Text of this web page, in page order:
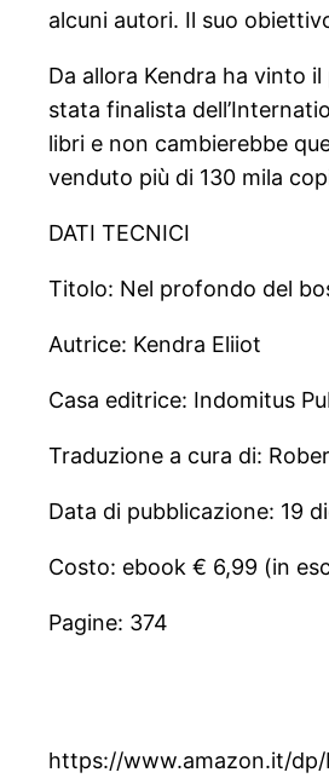
alcuni autori. Il suo
Da allora Kendra ha vinto
stata finalista
libri e non cambierebbe
venduto più di 130 mila
DATI TECNICI
Titolo: Nel profondo del
Autrice: Kendra Eliiot
Casa editrice: Indomitus
Traduzione a cura di:
Data di pubblicazione: 19
Costo: ebook € 6,99 (in
Pagine: 374
https://www.amazon.it/